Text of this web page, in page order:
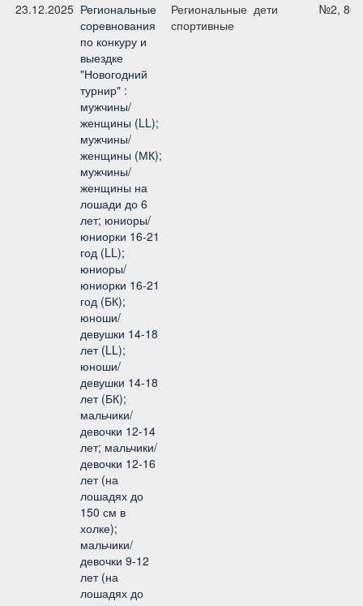
23.12.2025 Региональные
соревнования
по конкуру и
выездке
"Новогодний
турнир" :
мужчины/
женщины (LL);
мужчины/
женщины (МК);
мужчины/
женщины на
лошади до 6
лет; юниоры/
юниорки 16-21
год (LL);
юниоры/
юниорки 16-21
год (БК);
юноши/
девушки 14-18
лет (LL);
юноши/
девушки 14-18
лет (БК);
мальчики/
девочки 12-14
лет; мальчики/
девочки 12-16
лет (на
лошадях до
150 см в
холке);
мальчики/
девочки 9-12
лет (на
лошадях до
Региональные
спортивные
дети №2, 80